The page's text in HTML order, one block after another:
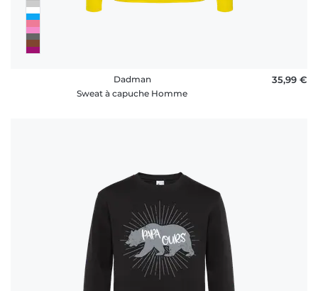
Dadman
Sweat à capuche Homme
35,99 €